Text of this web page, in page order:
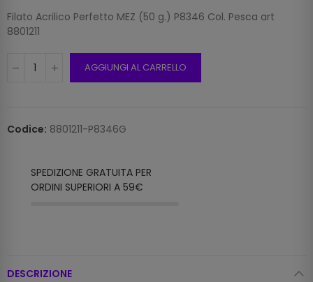
Filato Acrilico Perfetto MEZ (50 g.) P8346 Col. Pesca art
8801211
AGGIUNGI AL CARRELLO
Codice: 8801211-P8346G
SPEDIZIONE GRATUITA PER
ORDINI SUPERIORI A 59€
DESCRIZIONE